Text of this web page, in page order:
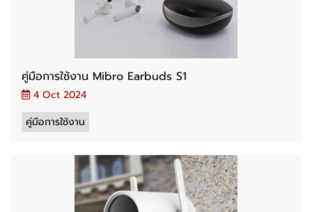
คู่มือการใช้งาน Mibro Earbuds S1
4 Oct 2024
คู่มือการใช้งาน